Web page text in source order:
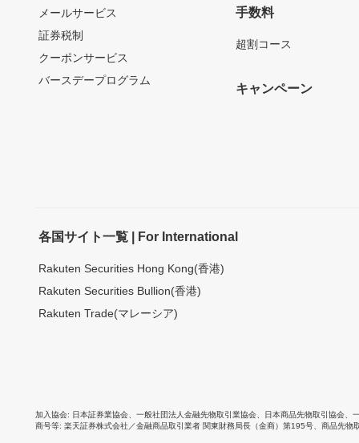
メールサービス
証券税制
クーポンサービス
バースデープログラム
手数料
超割コース
キャンペーン
各国サイト一覧 | For International
Rakuten Securities Hong Kong(香港)
Rakuten Securities Bullion(香港)
Rakuten Trade(マレーシア)
加入協会 日本証券業協会 一般社団法人金融先物取引業協会 日本商品先物取引協会
商号等 楽天証券株式会社／金融商品取引業者 関東財務局長（金商）第195号、商品先物